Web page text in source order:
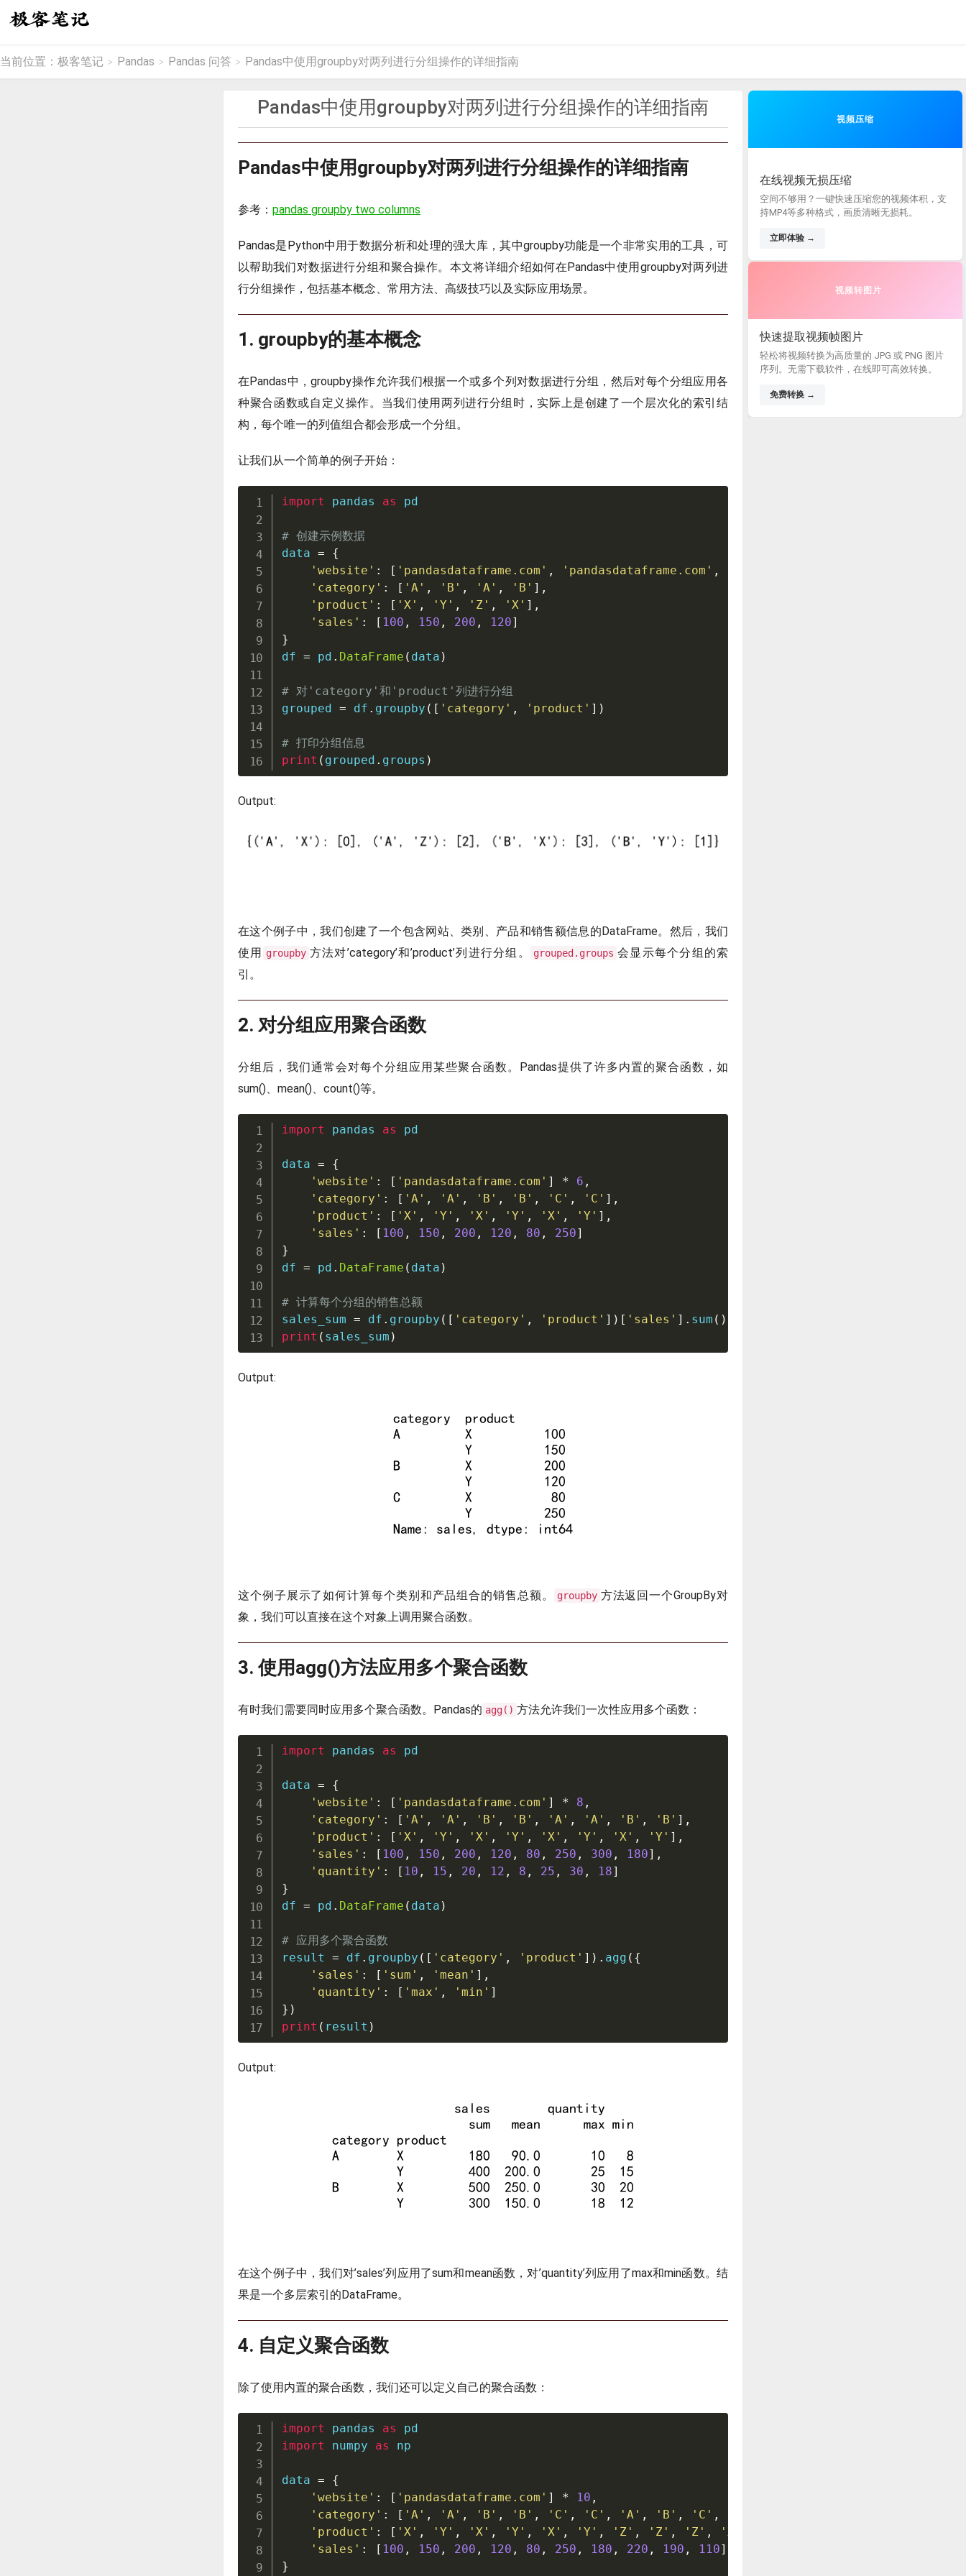
当前位置： 极客笔记 > Pandas > Pandas 问答 > Pandas中使用groupby对两列进行分组操作的详细指南
Pandas中使用groupby对两列进行分组操作的详细指南
Pandas中使用groupby对两列进行分组操作的详细指南
参考： pandas groupby two columns
Pandas是Python中用于数据分析和处理的强大库，其中groupby功能是一个非常实用的工具，可
以帮助我们对数据进行分组和聚合操作。本文将详细介绍如何在Pandas中使用groupby对两列进
行分组操作，包括基本概念、常用方法、高级技巧以及实际应用场景。
1. groupby的基本概念
在Pandas中，groupby操作允许我们根据一个或多个列对数据进行分组，然后对每个分组应用各
种聚合函数或自定义操作。当我们使用两列进行分组时，实际上是创建了一个层次化的索引结
构，每个唯一的列值组合都会形成一个分组。
让我们从一个简单的例子开始：
import pandas as pd
# 创建示例数据
data =
{
'website' : [ 'pandasdataframe.com' , 'pandasdataframe.com' ,
'category' : [ 'A' , 'B' , 'A' , 'B' ] ,
'product' : [ 'X' , 'Y' , 'Z' , 'X' ] ,
'sales' : [ 100 , 150 , 200 , 120]
}
df = pd . DataFrame ( data )
# 对'category'和'product'列进行分组
grouped = df . groupby ( [ 'category' , 'product' ] )
# 打印分组信息
print ( grouped . groups )
Output:
在这个例子中，我们创建了一个包含网站、类别、产品和销售额信息的DataFrame。然后，我们
使用 groupby 方法对’category’和’product’列进行分组。 grouped.groups 会显示每个分组的索
引。
2. 对分组应用聚合函数
分组后，我们通常会对每个分组应用某些聚合函数。Pandas提供了许多内置的聚合函数，如
sum()、mean()、count()等。
import pandas as pd
data =
{
'website' : [ 'pandasdataframe.com' ] * 6 ,
'category' : [ 'A' , 'A' , 'B' , 'B' , 'C' , 'C' ] ,
'product' : [ 'X' , 'Y' , 'X' , 'Y' , 'X' , 'Y' ] ,
'sales' : [ 100 , 150 , 200 , 120 , 80 , 250]
}
df = pd . DataFrame ( data )
# 计算每个分组的销售总额
sales_sum = df . groupby ( [ 'category' , 'product' ] ) [ 'sales' ] . sum ( )
print ( sales_sum )
Output:
这个例子展示了如何计算每个类别和产品组合的销售总额。 groupby 方法返回一个GroupBy对
象，我们可以直接在这个对象上调用聚合函数。
3. 使用agg()方法应用多个聚合函数
有时我们需要同时应用多个聚合函数。Pandas的 agg() 方法允许我们一次性应用多个函数：
import pandas as pd
data =
{
'website' : [ 'pandasdataframe.com' ] * 8 ,
'category' : [ 'A' , 'A' , 'B' , 'B' , 'A' , 'A' , 'B' , 'B' ] ,
'product' : [ 'X' , 'Y' , 'X' , 'Y' , 'X' , 'Y' , 'X' , 'Y' ] ,
'sales' : [ 100 , 150 , 200 , 120 , 80 , 250 , 300 , 180] ,
'quantity' : [ 10 , 15 , 20 , 12 , 8 , 25 , 30 , 18]
}
df = pd . DataFrame ( data )
# 应用多个聚合函数
result = df . groupby ( [ 'category' , 'product' ] ) . agg ( {
'sales' : [ 'sum' , 'mean' ] ,
'quantity' : [ 'max' , 'min' ]
} )
print ( result )
Output:
在这个例子中，我们对’sales’列应用了sum和mean函数，对’quantity’列应用了max和min函数。结
果是一个多层索引的DataFrame。
4. 自定义聚合函数
除了使用内置的聚合函数，我们还可以定义自己的聚合函数：
import pandas as
import numpy as np
data =
{
'website' : [ 'pandasdataframe.com' ] * 10 ,
'category' : [ 'A' , 'A' , 'B' , 'B' , 'C' , 'C' , 'A' , 'B' , 'C' ,
'product' : [ 'X' , 'Y' , 'X' , 'Y' , 'X' , 'Y' , 'Z' , 'Z' , 'Z' , 'X'
'sales' : [ 100 , 150 , 200 , 120 , 80 , 250 , 180 , 220 , 190 , 110]
}
视频压缩
在线视频无损压缩
空间不够用？一键快速压缩您的视频体积，支
持MP4等多种格式，画质清晰无损耗。
立即体验 →
视频转图片
快速提取视频帧图片
轻松将视频转换为高质量的 JPG 或 PNG 图片
序列。无需下载软件，在线即可高效转换。
免费转换 →